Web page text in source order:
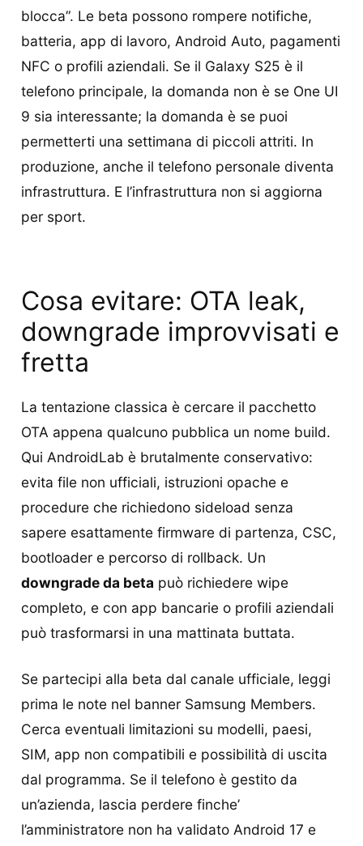
blocca”. Le beta possono rompere notifiche,
batteria, app di lavoro, Android Auto, pagamenti
NFC o profili aziendali. Se il Galaxy S25 è il
telefono principale, la domanda non è se One UI
9 sia interessante; la domanda è se puoi
permetterti una settimana di piccoli attriti. In
produzione, anche il telefono personale diventa
infrastruttura. E l’infrastruttura non si aggiorna
per sport.
Cosa evitare: OTA leak,
downgrade improvvisati e
fretta
La tentazione classica è cercare il pacchetto
OTA appena qualcuno pubblica un nome build.
Qui AndroidLab è brutalmente conservativo:
evita file non ufficiali, istruzioni opache e
procedure che richiedono sideload senza
sapere esattamente firmware di partenza, CSC,
bootloader e percorso di rollback. Un
downgrade da beta può richiedere wipe
completo, e con app bancarie o profili aziendali
può trasformarsi in una mattinata buttata.
Se partecipi alla beta dal canale ufficiale, leggi
prima le note nel banner Samsung Members.
Cerca eventuali limitazioni su modelli, paesi,
SIM, app non compatibili e possibilità di uscita
dal programma. Se il telefono è gestito da
un’azienda, lascia perdere finche’
l’amministratore non ha validato Android 17 e